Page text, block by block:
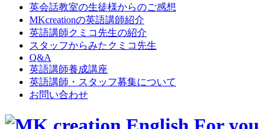
英会話教室の生徒様からのご感想
MKcreationの英語講師紹介
英語講師クミコ先生の紹介
スタッフからみたクミコ先生
Q&A
英語講師養成講座
英語講師・スタッフ募集について
お問い合わせ